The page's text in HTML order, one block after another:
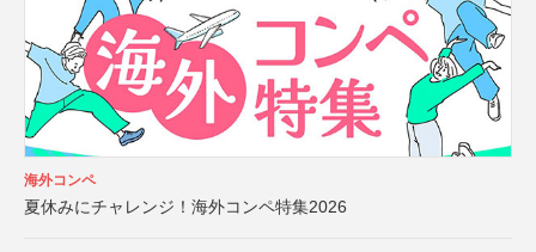
海外コンペ
夏休みにチャレンジ！海外コンペ特集2026